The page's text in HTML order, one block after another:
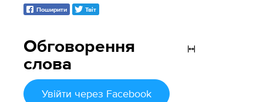
Обговорення
слова
Увійти через Facebook
Поширити Твіт